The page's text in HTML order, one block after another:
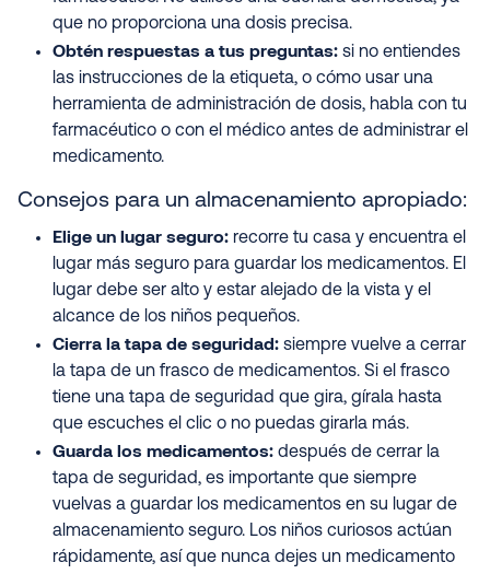
que no proporciona una dosis precisa.
Obtén respuestas a tus preguntas: si no entiendes
las instrucciones de la etiqueta, o cómo usar una
herramienta de administración de dosis, habla con tu
farmacéutico o con el médico antes de administrar el
medicamento.
Consejos para un almacenamiento apropiado:
Elige un lugar seguro: recorre tu casa y encuentra el
lugar más seguro para guardar los medicamentos. El
lugar debe ser alto y estar alejado de la vista y el
alcance de los niños pequeños.
Cierra la tapa de seguridad: siempre vuelve a cerrar
la tapa de un frasco de medicamentos. Si el frasco
tiene una tapa de seguridad que gira, gírala hasta
que escuches el clic o no puedas girarla más.
Guarda los medicamentos: después de cerrar la
tapa de seguridad, es importante que siempre
vuelvas a guardar los medicamentos en su lugar de
almacenamiento seguro. Los niños curiosos actúan
rápidamente, así que nunca dejes un medicamento